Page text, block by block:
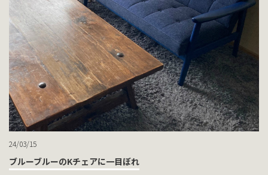
24/03/15
ブルーブルーのKチェアに一目ぼれ